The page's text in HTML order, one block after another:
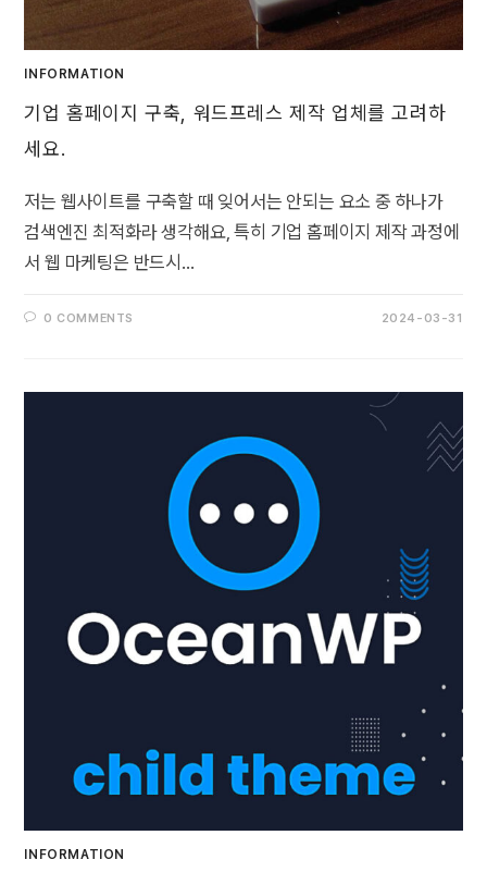
INFORMATION
기업 홈페이지 구축, 워드프레스 제작 업체를 고려하
세요.
저는 웹사이트를 구축할 때 잊어서는 안되는 요소 중 하나가
검색엔진 최적화라 생각해요, 특히 기업 홈페이지 제작 과정에
서 웹 마케팅은 반드시…
0 COMMENTS 2024-03-31
INFORMATION